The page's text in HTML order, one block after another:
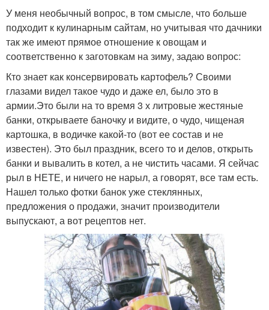
У меня необычный вопрос, в том смысле, что больше
подходит к кулинарным сайтам, но учитывая что дачники
так же имеют прямое отношение к овощам и
соответственно к заготовкам на зиму, задаю вопрос:
Кто знает как консервировать картофель? Своими
глазами видел такое чудо и даже ел, было это в
армии.Это были на то время 3 х литровые жестяные
банки, открываете баночку и видите, о чудо, чищеная
картошка, в водичке какой-то (вот ее состав и не
известен). Это был праздник, всего то и делов, открыть
банки и вывалить в котел, а не чистить часами. Я сейчас
рыл в НЕТЕ, и ничего не нарыл, а говорят, все там есть.
Нашел только фотки банок уже стеклянных,
предложения о продажи, значит производители
выпускают, а вот рецептов нет.